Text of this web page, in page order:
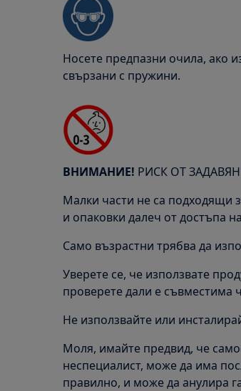
Носете предпазни очила, ако
свързани с пружини.
ВНИМАНИЕ! РИСК ОТ
Малки части не са подходящи
и опаковки далеч от достъпа
Само възрастни трябва да
Уверете се, че използвате
проверете дали е съвместима
Не използвайте или
Моля, имайте предвид, че
неспециалист, може да има
правилно, и може да анулира